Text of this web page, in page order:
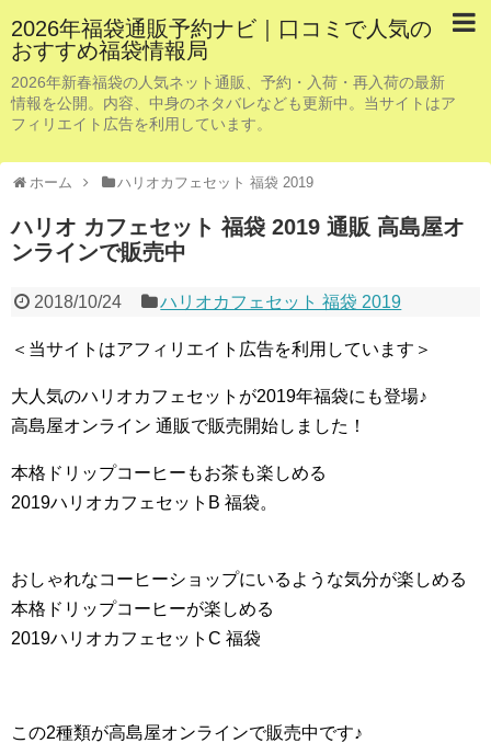
2026年福袋通販予約ナビ｜口コミで人気の
おすすめ福袋情報局
2026年新春福袋の人気ネット通販、予約・入荷・再入荷の最新
情報を公開。内容、中身のネタバレなども更新中。当サイトはア
フィリエイト広告を利用しています。
ホーム ハリオカフェセット 福袋 2019
ハリオ カフェセット 福袋 2019 通販 高島屋オ
ンラインで販売中
2018/10/24 ハリオカフェセット 福袋 2019
＜当サイトはアフィリエイト広告を利用しています＞
大人気のハリオカフェセットが2019年福袋にも登場♪
高島屋オンライン 通販で販売開始しました！
本格ドリップコーヒーもお茶も楽しめる
2019ハリオカフェセットB 福袋。
おしゃれなコーヒーショップにいるような気分が楽しめる
本格ドリップコーヒーが楽しめる
2019ハリオカフェセットC 福袋
この2種類が高島屋オンラインで販売中です♪